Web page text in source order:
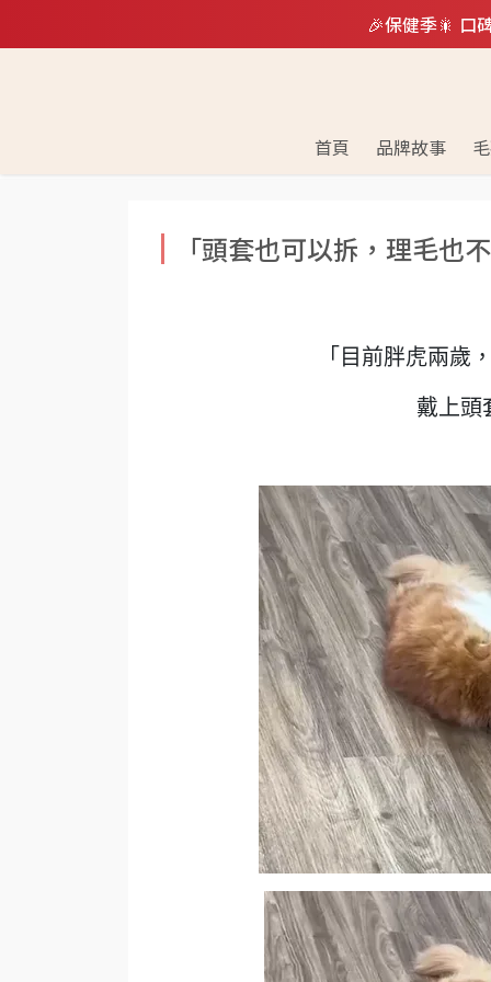
🎉保健季🎇 口
首頁 品牌故事
「頭套也可以拆，理毛也
「目前胖虎兩歲
戴上頭